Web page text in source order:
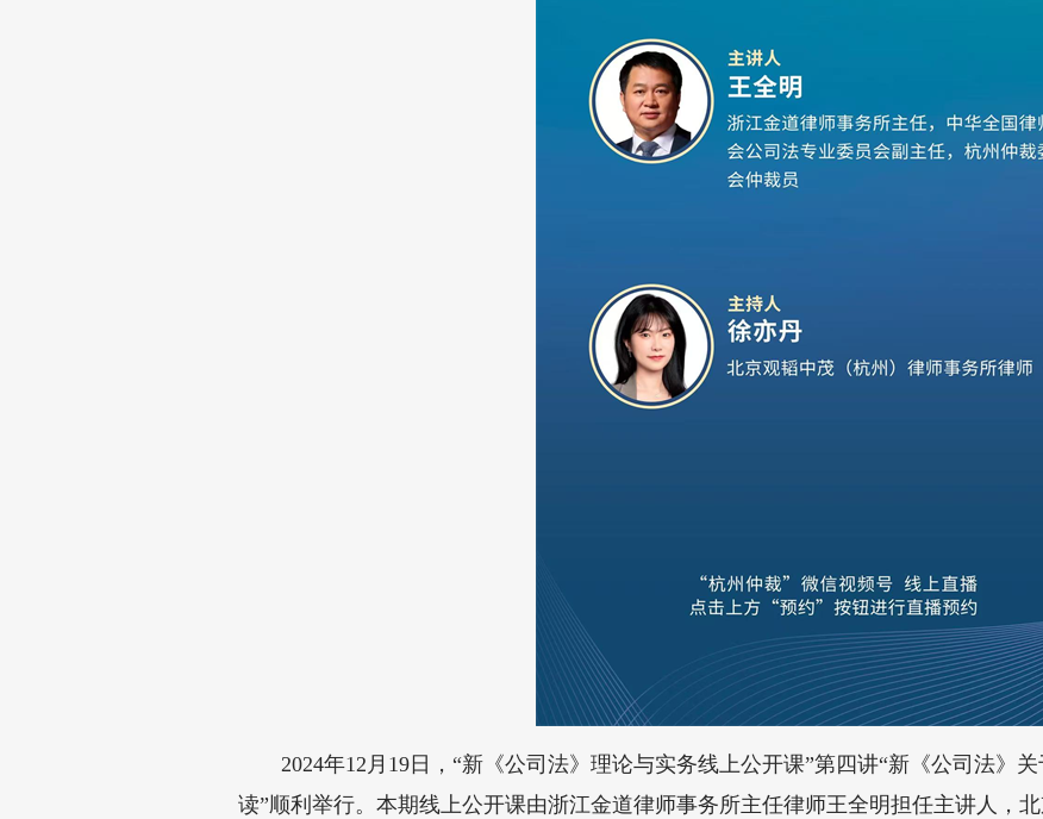
2024年12月19日，“新《公司法》理论与实务线上公开课”第四讲“新《公司法》
读”顺利举行。本期线上公开课由浙江金道律师事务所主任律师王全明担任主讲人，